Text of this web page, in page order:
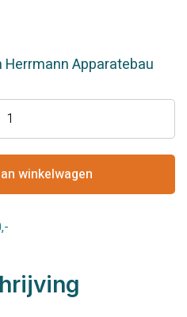
Apparatebau
winkelwagen